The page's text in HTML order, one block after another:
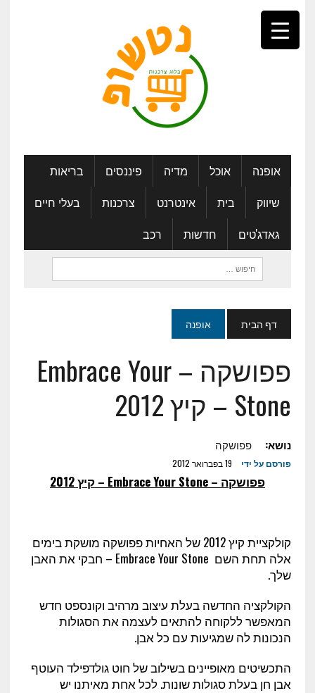
אופנה אוכל מדיה פיננסים
בריאות
שיווק
בית אינטרנט צרכנות
בעלי חיים
גאדג'טים
חדשות
רכב
חיפוש:
דף הבית אופנה
פפושקה – Embrace Your
Stone – קיץ 2012
נושא: פפושקה
פורסם על ידי 19 בפברואר 2012
פפושקה – Embrace Your Stone – קיץ 2012
קולקציית קיץ 2012 של האחיות פפושקה מושקת בימים
אלה תחת השם Embrace Your Stone – חבקי את האבן
שלך.
הקולקציה החדשה בעלת עיצוב מרהיב וקונספט חדש
המאפשר ללקוחה להתאים לעצמה את הסגולות
הנכונות לה שמגיעות עם כל אבן.
התכשיטים מאופיינים בשילוב של חוט גולדפילד העוטף
אבן חן בעלת סגולות שונות. לכל אחת מאיתנו יש